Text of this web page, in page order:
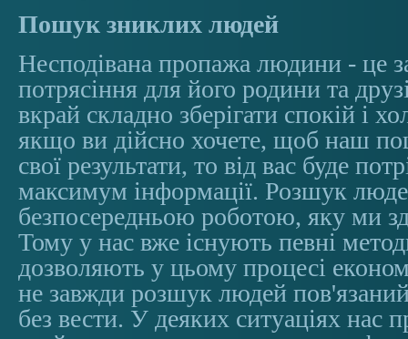
Пошук зниклих людей
Несподівана пропажа людини - це
потрясіння для його родини та
вкрай складно зберігати спокій і
якщо ви дійсно хочете, щоб наш
свої результати, то від вас буде
максимум інформації. Розшук
безпосередньою роботою, яку ми
Тому у нас вже існують певні
дозволяють у цьому процесі
не завжди розшук людей
без вести. У деяких ситуаціях нас